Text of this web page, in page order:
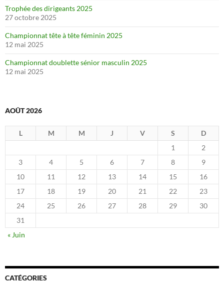
Trophée des dirigeants 2025
27 octobre 2025
Championnat tête à tête féminin 2025
12 mai 2025
Championnat doublette sénior masculin 2025
12 mai 2025
AOÛT 2026
L M M J V S
D
1
2
3
4 5 6 7 8
9
10
11 12 13 14 15
16
17
18 19 20 21 22
23
24
25 26 27 28 29
30
31
« Juin
CATÉGORIES